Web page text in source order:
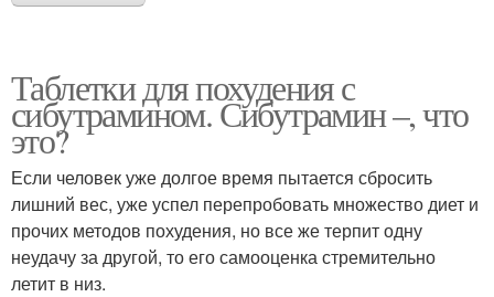
Таблетки для похудения с
сибутрамином. Сибутрамин –, что
это?
Если человек уже долгое время пытается сбросить
лишний вес, уже успел перепробовать множество диет и
прочих методов похудения, но все же терпит одну
неудачу за другой, то его самооценка стремительно
летит в низ.